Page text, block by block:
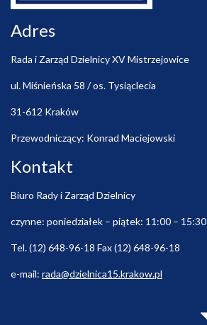
Adres
Rada i Zarząd Dzielnicy XV Mistrzejowice
ul. Miśnieńska 58 / os. Tysiąclecia
31-612 Kraków
Przewodniczący: Konrad Maciejowski
Kontakt
Biuro Rady i Zarząd Dzielnicy
czynne: poniedziałek – piątek: 11:00 – 15:30
Tel. (12) 648-96-18 Fax (12) 648-96-18
e-mail: rada@dzielnica15.krakow.pl